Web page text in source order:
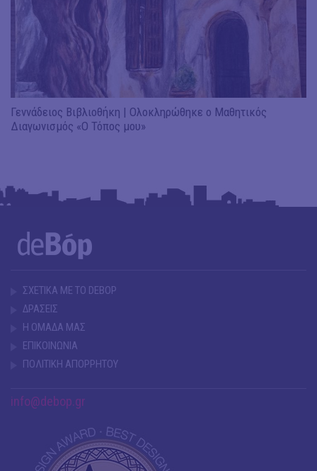
Γεννάδειος Βιβλιοθήκη | Ολοκληρώθηκε ο Μαθητικός
Διαγωνισμός «Ο Τόπος μου»
ΣΧΕΤΙΚΑ ΜΕ ΤΟ DEBOP
ΔΡΑΣΕΙΣ
Η ΟΜΑΔΑ ΜΑΣ
ΕΠΙΚΟΙΝΩΝΙΑ
ΠΟΛΙΤΙΚΗ ΑΠΟΡΡΗΤΟΥ
info@debop.gr